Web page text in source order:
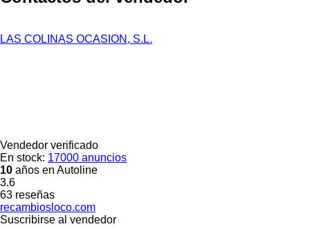
LAS COLINAS OCASION, S.L.
Vendedor verificado
En stock: 17000 anuncios
10 años en Autoline
3.6
63 reseñas
recambiosloco.com
Suscribirse al vendedor